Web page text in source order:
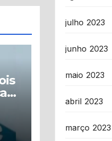
julho 2023
junho 2023
maio 2023
abril 2023
março 2023